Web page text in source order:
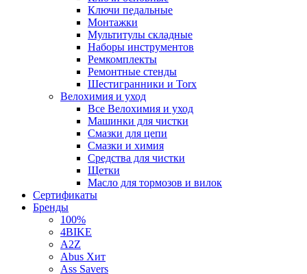
Ключи педальные
Монтажки
Мультитулы складные
Наборы инструментов
Ремкомплекты
Ремонтные стенды
Шестигранники и Torx
Велохимия и уход
Все Велохимия и уход
Машинки для чистки
Смазки для цепи
Смазки и химия
Средства для чистки
Щетки
Масло для тормозов и вилок
Сертификаты
Бренды
100%
4BIKE
A2Z
Abus Хит
Ass Savers